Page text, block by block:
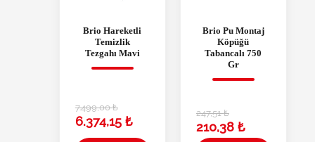
Brio Hareketli
Temizlik
Tezgahı Mavi
7.499,00₺
6.374,15 ₺
Brio Pu Montaj
Köpüğü
Tabancalı 750
Gr
247,51₺
210,38 ₺